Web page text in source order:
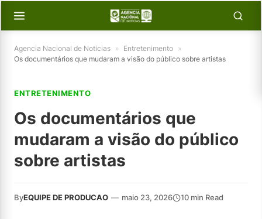
Agencia Nacional de Noticias » Entretenimento »
Os documentários que mudaram a visão do público sobre artistas
ENTRETENIMENTO
Os documentários que
mudaram a visão do público
sobre artistas
ByEQUIPE DE PRODUCAO — maio 23, 2026 10 min Read